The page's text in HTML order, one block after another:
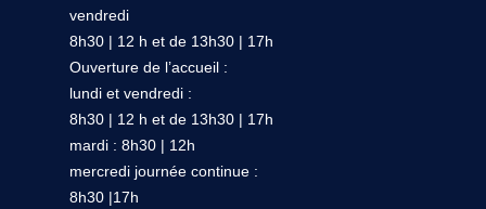
vendredi
8h30 | 12 h et de 13h30 | 17h
Ouverture de l’accueil :
lundi et vendredi :
8h30 | 12 h et de 13h30 | 17h
mardi : 8h30 | 12h
mercredi journée continue :
8h30 |17h